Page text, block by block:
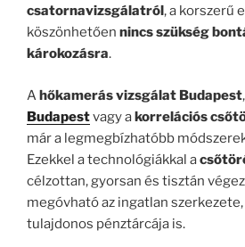
csatornavizsgálatról , a korszerű
köszönhetően nincs szükség
károkozásra.
Ahőkamerás vizsgálat Budapest
Budapestvagy akorrelációs
már a legmegbízhatóbb
Ezekkel a technológiákkal a
célzottan, gyorsan és tisztán
megóvható az ingatlan
tulajdonos pénztárcája is.